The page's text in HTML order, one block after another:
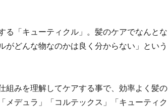
る「キューティクル」。髪のケアでなんとな
がどんな物なのかは良く分からない」という
組みを理解してケアする事で、効率よく髪の
メデュラ」「コルテックス」「キューティク